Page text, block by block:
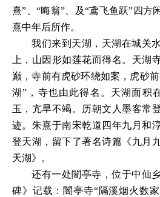
熹”、“晦翁”、及“鸢飞鱼跃”四方
熹中年后所作。
我们来到天湖，天湖在城关
上，山因形如莲花而得名。天湖
巅，寺前有虎砂环绕如案，虎砂
湖”，寺也由此得名。天湖面积
玉，亢旱不竭。历朝文人墨客常
迹。朱熹于南宋乾道四年九月和
登天湖，留下了著名诗篇《九月
天湖》。
还有一处闇亭寺，位于中仙
碑》记载：闇亭寺“隔溪烟火数